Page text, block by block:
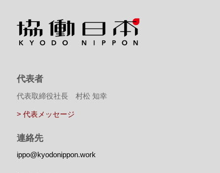
代表者
代表取締役社長 村松 知幸
> 代表メッセージ
連絡先
ippo@kyodonippon.work